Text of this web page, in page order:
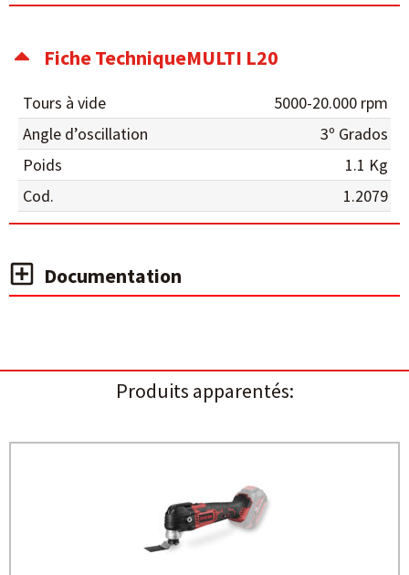
Fiche TechniqueMULTI L20
Tours à vide
5000-20.000 rpm
Angle d’oscillation
3º Grados
Poids
1.1 Kg
Cod.
1.2079
Documentation
Produits apparentés: